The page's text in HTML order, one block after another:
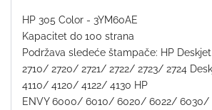
HP 305 Color - 3YM60AE
Kapacitet do 100 strana
Podržava sledeće štampače: HP Deskjet
2710/ 2720/ 2721/ 2722/ 2723/ 2724
4110/ 4120/ 4122/ 4130 HP
ENVY6000/ 6010/ 6020/ 6022/ 6030/